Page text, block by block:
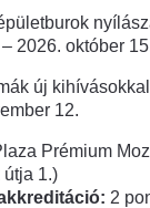
2026. október
új
12.
Prémium
útja 1.)
2